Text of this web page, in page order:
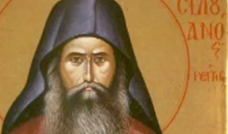
◼︎
1000 Raisons de Croire
Chapelet pour le monde
Contact
Faire un don